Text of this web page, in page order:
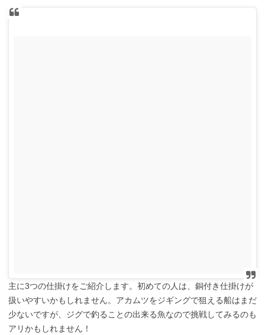
主に3つの仕掛けをご紹介します。初めての人は、銅付き仕掛けが
扱いやすいかもしれません。アカムツをジギングで狙える船はまだ
少ないですが、ジグで釣ることの出来る魚なので挑戦してみるのも
アリかもしれません！